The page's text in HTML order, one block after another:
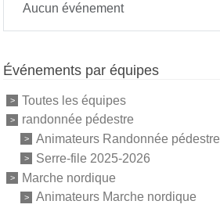
Aucun événement
Événements par équipes
Toutes les équipes
randonnée pédestre
Animateurs Randonnée pédestre
Serre-file 2025-2026
Marche nordique
Animateurs Marche nordique